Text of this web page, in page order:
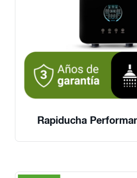
Rapiducha